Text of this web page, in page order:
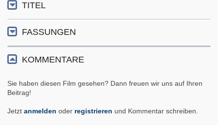
TITEL
FASSUNGEN
KOMMENTARE
Sie haben diesen Film gesehen? Dann freuen wir uns auf Ihren
Beitrag!
Jetzt anmelden oder registrieren und Kommentar schreiben.